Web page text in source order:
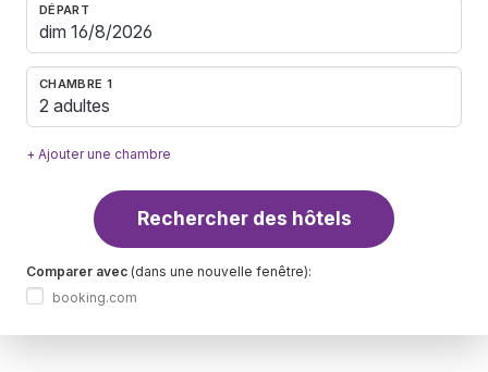
DÉPART
CHAMBRE 1
2 adultes
+ Ajouter une chambre
Rechercher des hôtels
Comparer avec (dans une nouvelle fenêtre):
booking.com